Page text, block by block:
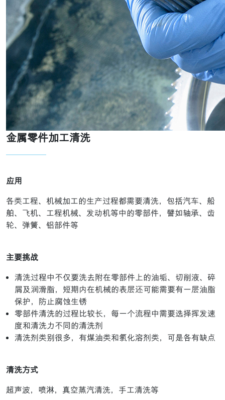
金属零件加工清洗
应用
各类工程、机械加工的生产过程都需要清洗，包括汽车、船
舶、飞机、工程机械、发动机等中的零部件，譬如轴承、齿
轮、弹簧、铝部件等
主要挑战
清洗过程中不仅要洗去附在零部件上的油垢、切削液、碎
屑及润滑脂，短期内在机械的表层还可能需要有一层油脂
保护，防止腐蚀生锈
零部件清洗的过程比较长，每一个流程中需要选择挥发速
度和清洗力不同的清洗剂
清洗剂类别很多，有煤油类和氯化溶剂类，可是各有缺点
清洗方式
超声波，喷淋，真空蒸汽清洗，手工清洗等